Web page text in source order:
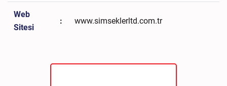
Web
Sitesi
: www.simseklerltd.com.tr